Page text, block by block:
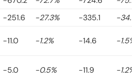
-251.6 -27.3% -335.1
-
-11.0 -1.2% -14.6 -
-5.0 -0.5% -11.9 -